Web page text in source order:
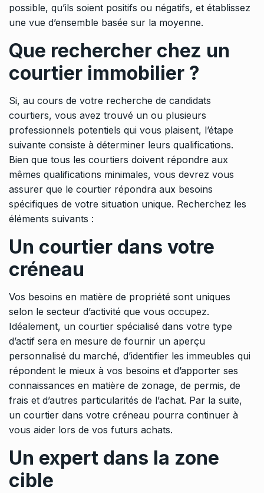
possible, qu’ils soient positifs ou négatifs, et établissez
une vue d’ensemble basée sur la moyenne.
Que rechercher chez un
courtier immobilier ?
Si, au cours de votre recherche de candidats
courtiers, vous avez trouvé un ou plusieurs
professionnels potentiels qui vous plaisent, l’étape
suivante consiste à déterminer leurs qualifications.
Bien que tous les courtiers doivent répondre aux
mêmes qualifications minimales, vous devrez vous
assurer que le courtier répondra aux besoins
spécifiques de votre situation unique. Recherchez les
éléments suivants :
Un courtier dans votre
créneau
Vos besoins en matière de propriété sont uniques
selon le secteur d’activité que vous occupez.
Idéalement, un courtier spécialisé dans votre type
d’actif sera en mesure de fournir un aperçu
personnalisé du marché, d’identifier les immeubles qui
répondent le mieux à vos besoins et d’apporter ses
connaissances en matière de zonage, de permis, de
frais et d’autres particularités de l’achat. Par la suite,
un courtier dans votre créneau pourra continuer à
vous aider lors de vos futurs achats.
Un expert dans la zone
cible